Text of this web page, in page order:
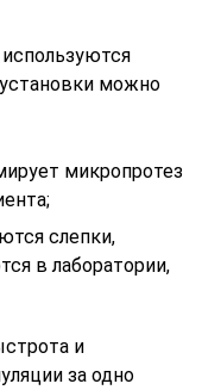
можно
микропротез
слепки,
в лаборатории,
и
за одно